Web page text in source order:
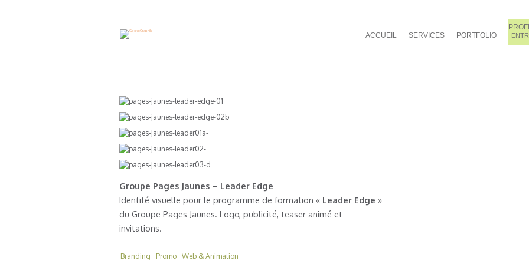
ACCUEIL SERVICES PORTFOLIO
Groupe Pages Jaunes – Leader Edge
Identité visuelle pour le programme de formation « Leader Edge »
du Groupe Pages Jaunes. Logo, publicité, teaser animé et
invitations.
Branding Promo Web & Animation